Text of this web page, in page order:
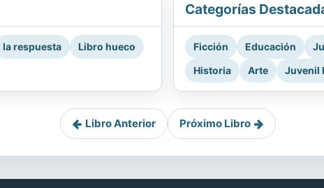
la respuesta Libro hueco
Categorías
Ficción Educación
Historia
Arte Juvenil
Libro Anterior Próximo Libro